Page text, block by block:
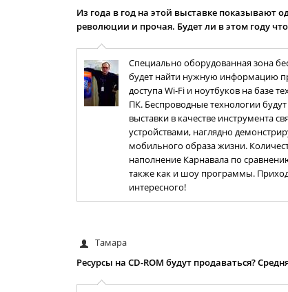
Из года в год на этой выставке показывают
революции и прочая. Будет ли в этом году
Специально оборудованная зона
будет найти нужную информацию
доступа Wi-Fi и ноутбуков на базе
ПК. Беспроводные технологии
выставки в качестве инструмента
устройствами, наглядно
мобильного образа жизни.
наполнение Карнавала по
также как и шоу программы.
интересного!
Тамара
Ресурсы на CD-ROM будут продаваться?